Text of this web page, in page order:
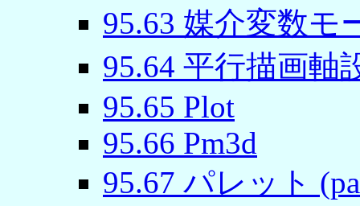
95.63 媒介変数モ
95.64 平行描画軸
95.65 Plot
95.66 Pm3d
95.67 パレット